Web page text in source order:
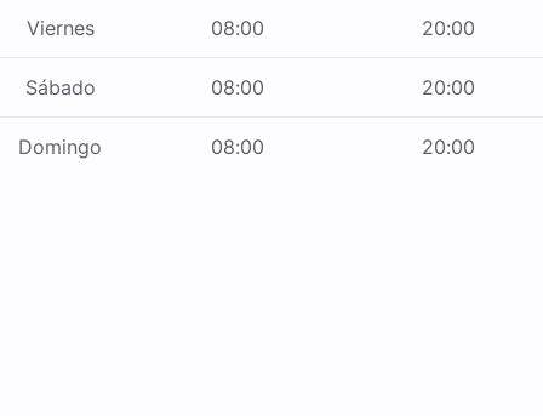
Viernes 08:00 20:00
Sábado 08:00 20:00
Domingo 08:00 20:00